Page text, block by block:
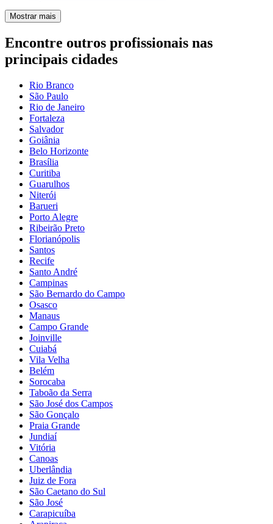
Mostrar mais
Encontre outros profissionais nas
principais cidades
Rio Branco
São Paulo
Rio de Janeiro
Fortaleza
Salvador
Goiânia
Belo Horizonte
Brasília
Curitiba
Guarulhos
Niterói
Barueri
Porto Alegre
Ribeirão Preto
Florianópolis
Santos
Recife
Santo André
Campinas
São Bernardo do Campo
Osasco
Manaus
Campo Grande
Joinville
Cuiabá
Vila Velha
Belém
Sorocaba
Taboão da Serra
São José dos Campos
São Gonçalo
Praia Grande
Jundiaí
Vitória
Canoas
Uberlândia
Juiz de Fora
São Caetano do Sul
São José
Carapicuíba